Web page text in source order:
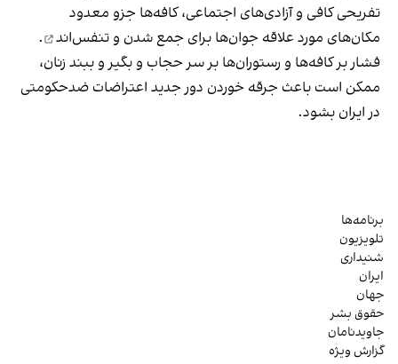
تفریحی کافی و آزادی‌های اجتماعی، کافه‌ها جزو معدود
مکان‌های مورد علاقه جوان‌ها برای جمع شدن و تنفس‌اند
.
فشار بر کافه‌ها و رستوران‌ها بر سر حجاب و بگیر و ببند زنان،
ممکن است باعث جرقه خوردن دور جدید اعتراضات ضدحکومتی
در ایران بشود.
برنامه‌ها
تلویزیون
شنیداری
ایران
جهان
حقوق بشر
جاویدنامان
گزارش ویژه